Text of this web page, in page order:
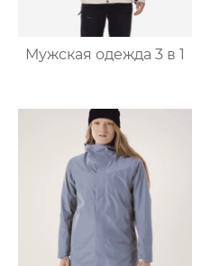
Мужская одежда 3 в 1